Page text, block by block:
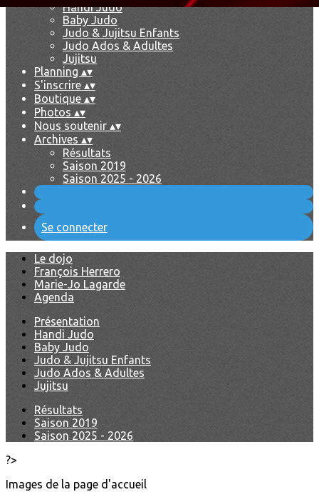
Handi Judo
Baby Judo
Judo & Jujitsu Enfants
Judo Ados & Adultes
Jujitsu
Planning ▴▾
S'inscrire ▴▾
Boutique ▴▾
Photos ▴▾
Nous soutenir ▴▾
Archives ▴▾
Résultats
Saison 2019
Saison 2025 - 2026
Se connecter
Le dojo
François Herrero
Marie-Jo Lagarde
Agenda
Présentation
Handi Judo
Baby Judo
Judo & Jujitsu Enfants
Judo Ados & Adultes
Jujitsu
Résultats
Saison 2019
Saison 2025 - 2026
?>
Images de la page d'accueil